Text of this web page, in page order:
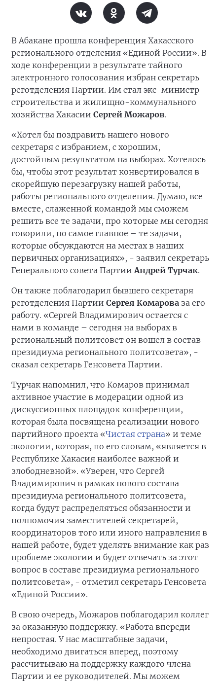
В Абакане прошла конференция Хакасского
регионального отделения «Единой России». В
ходе конференции в результате тайного
электронного голосования избран секретарь
реготделения Партии. Им стал экс-министр
строительства и жилищно-коммунального
хозяйства Хакасии Сергей Можаров.
«Хотел бы поздравить нашего нового
секретаря с избранием, с хорошим,
достойным результатом на выборах. Хотелось
бы, чтобы этот результат конвертировался в
скорейшую перезагрузку нашей работы,
работы регионального отделения. Думаю, все
вместе, слаженной командой мы сможем
решить все те задачи, про которые мы сегодня
говорили, но самое главное – те задачи,
которые обсуждаются на местах в наших
первичных организациях», - заявил секретарь
Генерального совета ПартииАндрей Турчак.
Он также поблагодарил бывшего секретаря
реготделения Партии Сергея Комарова за его
работу. «Сергей Владимирович остается с
нами в команде – сегодня на выборах в
региональный политсовет он вошел в состав
президиума регионального политсовета», -
сказал секретарь Генсовета Партии.
Турчак напомнил, что Комаров принимал
активное участие в модерации одной из
дискуссионных площадок конференции,
которая была посвящена реализации нового
партийного проекта «Чистая страна» и теме
экологии, которая, по его словам, «является в
Республике Хакасия наиболее важной и
злободневной». «Уверен, что Сергей
Владимирович в рамках нового состава
президиума регионального политсовета,
когда будут распределяться обязанности и
полномочия заместителей секретарей,
координаторов того или иного направления в
нашей работе, будет уделять внимание как раз
проблеме экологии и будет отвечать за этот
вопрос в составе президиума регионального
политсовета», - отметил секретарь Генсовета
«Единой России».
В свою очередь, Можаров поблагодарил коллег
за оказанную поддержку. «Работа впереди
непростая. У нас масштабные задачи,
необходимо двигаться вперед, поэтому
рассчитываю на поддержку каждого члена
Партии и ее руководителей. Мы можем